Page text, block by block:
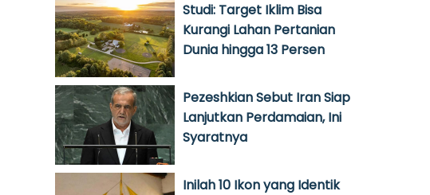
Studi: Target Iklim Bisa
Kurangi Lahan Pertanian
Dunia hingga 13 Persen
Pezeshkian Sebut Iran Siap
Lanjutkan Perdamaian, Ini
Syaratnya
Inilah 10 Ikon yang Identik